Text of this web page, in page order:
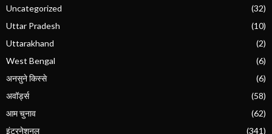
Uncategorized
(32)
Uttar Pradesh
(10)
Uttarakhand
(2)
West Bengal
(6)
अनसुने किस्से
(6)
अवॉर्ड्स
(58)
आम चुनाव
(62)
इंटरनेशनल
(341)